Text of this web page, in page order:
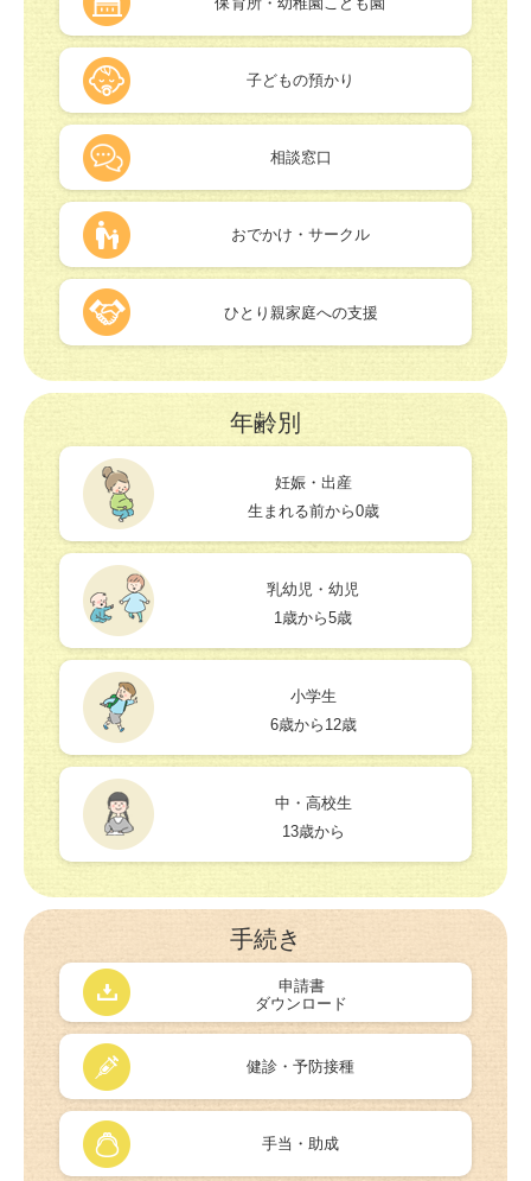
子どもの預かり
相談窓口
おでかけ・サークル
ひとり親家庭への支援
年齢別
妊娠・出産
生まれる前から0歳
乳幼児・幼児
1歳から5歳
小学生
6歳から12歳
中・高校生
13歳から
手続き
申請書
ダウンロード
健診・予防接種
手当・助成